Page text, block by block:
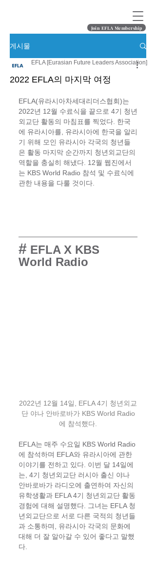
Join EFLA Membership
게시물
2022 EFLA의 마지막 여정
EFLA [Eurasian Future Leaders Association]
EFLA(유라시아차세대리더스협회)는
2022년 12월 수료식을 끝으로 4기 청년
외교단 활동의 마침표를 찍었다. 한국
에 유라시아를, 유라시아에 한국을 알리
기 위해 모인 유라시아 각국의 청년들
은 활동 마지막 순간까지 청년외교단의
역할을 충실히 해냈다. 12월 웹진에서
는 KBS World Radio 참석 및 수료식에
관한 내용을 다룰 것이다.
# EFLA X KBS
World Radio
2022년 12월 14일, EFLA 4기 청년외교
단 야나 안바로바가 KBS World Radio
에 참석했다.
EFLA는 매주 수요일 KBS World Radio
에 참석하며 EFLA와 유라시아에 관한
이야기를 전하고 있다. 이번 달 14일에
는, 4기 청년외교단 러시아 출신 야나
안바로바가 라디오에 출연하여 자신의
유학생활과 EFLA 4기 청년외교단 활동
경험에 대해 설명했다. 그녀는 EFLA 청
년외교단으로 서로 다른 국적의 청년들
과 소통하며, 유라시아 각국의 문화에
대해 더 잘 알아갈 수 있어 좋다고 말했
다.